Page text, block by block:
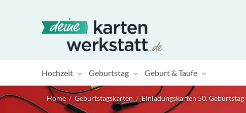
Hochzeit Geburtstag Geburt & Taufe
Home / Geburtstagskarten / Einladungskarten 50. Geburtstag